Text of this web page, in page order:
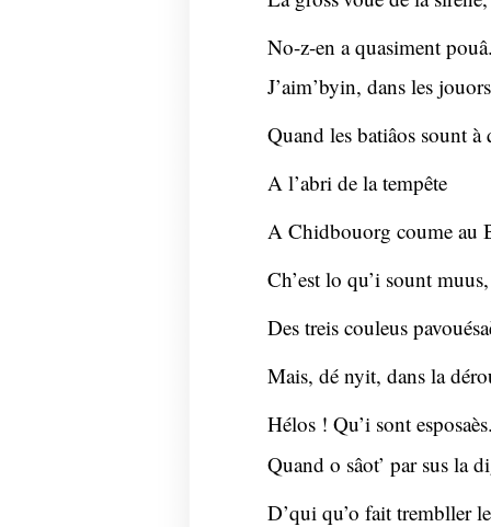
No-z-en a quasiment
J’aim’byin, dans les
Quand les batiâos sount à
A l’abri de la tempête
A Chidbouorg coume au
Ch’est lo qu’i sount
Des treis couleus
Mais, dé nyit, dans la
Hélos ! Qu’i sont
Quand o sâot’ par sus la
D’qui qu’o fait trembller